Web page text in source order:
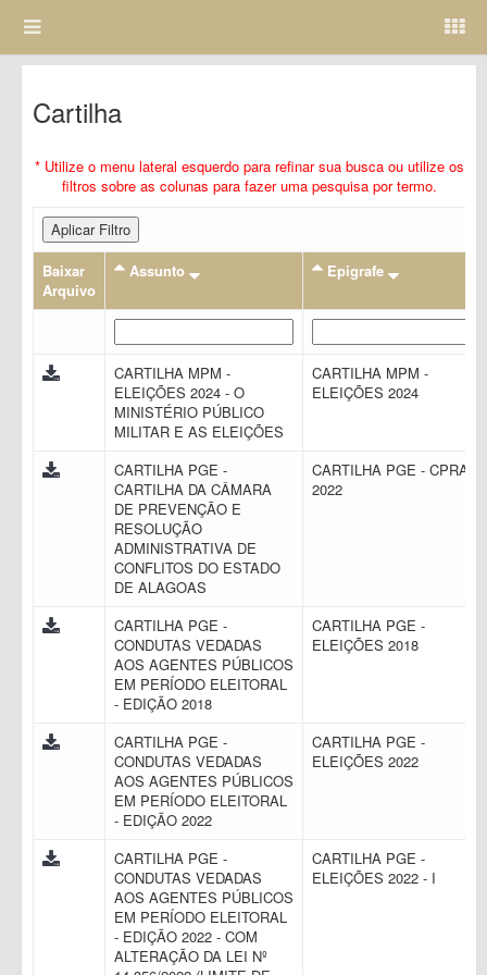
Cartilha
* Utilize o menu lateral esquerdo para refinar sua busca ou utilize os
filtros sobre as colunas para fazer uma pesquisa por termo.
Aplicar Filtro
Baixar
Arquivo
Assunto Epigrafe
CARTILHA MPM -
ELEIÇÕES 2024 - O
MINISTÉRIO PÚBLICO
MILITAR E AS ELEIÇÕES
CARTILHA MPM -
ELEIÇÕES 2024
CARTILHA PGE -
CARTILHA DA CÂMARA
DE PREVENÇÃO E
RESOLUÇÃO
ADMINISTRATIVA DE
CONFLITOS DO ESTADO
DE ALAGOAS
CARTILHA PGE - CPRAC
2022
CARTILHA PGE -
CONDUTAS VEDADAS
AOS AGENTES PÚBLICOS
EM PERÍODO ELEITORAL
- EDIÇÃO 2018
CARTILHA PGE -
ELEIÇÕES 2018
CARTILHA PGE -
CONDUTAS VEDADAS
AOS AGENTES PÚBLICOS
EM PERÍODO ELEITORAL
- EDIÇÃO 2022
CARTILHA PGE -
ELEIÇÕES 2022
CARTILHA PGE -
CONDUTAS VEDADAS
AOS AGENTES PÚBLICOS
EM PERÍODO ELEITORAL
- EDIÇÃO 2022 - COM
ALTERAÇÃO DA LEI Nº
CARTILHA PGE -
ELEIÇÕES 2022 - I